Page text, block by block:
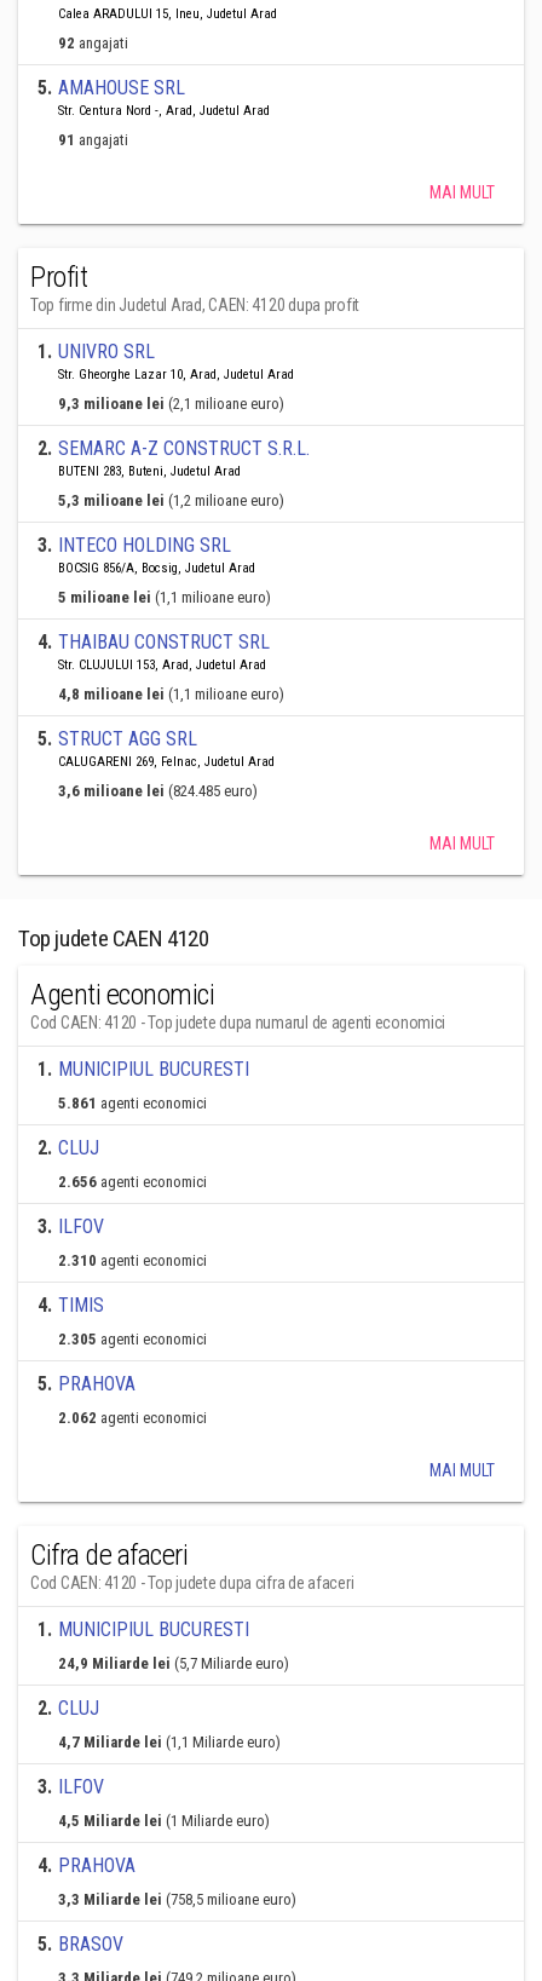
Calea ARADULUI 15, Ineu, Judetul Arad
92 angajati
5. AMAHOUSE SRL
Str. Centura Nord -, Arad, Judetul Arad
91 angajati
MAI MULT
Profit
Top firme din Judetul Arad, CAEN: 4120 dupa profit
1. UNIVRO SRL
Str. Gheorghe Lazar 10, Arad, Judetul Arad
9,3 milioane lei (2,1 milioane euro)
2. SEMARC A-Z CONSTRUCT S.R.L.
BUTENI 283, Buteni, Judetul Arad
5,3 milioane lei (1,2 milioane euro)
3. INTECO HOLDING SRL
BOCSIG 856/A, Bocsig, Judetul Arad
5 milioane lei (1,1 milioane euro)
4. THAIBAU CONSTRUCT SRL
Str. CLUJULUI 153, Arad, Judetul Arad
4,8 milioane lei (1,1 milioane euro)
5. STRUCT AGG SRL
CALUGARENI 269, Felnac, Judetul Arad
3,6 milioane lei (824.485 euro)
MAI MULT
Top judete CAEN 4120
Agenti economici
Cod CAEN: 4120 - Top judete dupa numarul de agenti economici
1. MUNICIPIUL BUCURESTI
5.861 agenti economici
2. CLUJ
2.656 agenti economici
3. ILFOV
2.310 agenti economici
4. TIMIS
2.305 agenti economici
5. PRAHOVA
2.062 agenti economici
MAI MULT
Cifra de afaceri
Cod CAEN: 4120 - Top judete dupa cifra de afaceri
1. MUNICIPIUL BUCURESTI
24,9 Miliarde lei (5,7 Miliarde euro)
2. CLUJ
4,7 Miliarde lei (1,1 Miliarde euro)
3. ILFOV
4,5 Miliarde lei (1 Miliarde euro)
4. PRAHOVA
3,3 Miliarde lei (758,5 milioane euro)
5. BRASOV